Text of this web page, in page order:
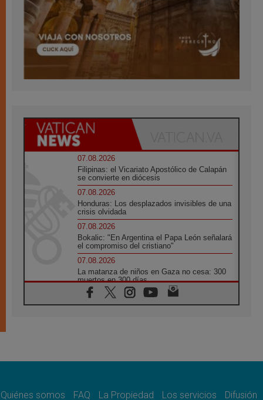
07.08.2026
Filipinas: el Vicariato Apostólico de Calapán
se convierte en diócesis
07.08.2026
Honduras: Los desplazados invisibles de una
crisis olvidada
07.08.2026
Bokalic: "En Argentina el Papa León señalará
el compromiso del cristiano"
07.08.2026
La matanza de niños en Gaza no cesa: 300
muertos en 300 días
07.08.2026
Tagle: La guerra desfigura el mundo, solo la
como misión al servicio del Evangelio
Quiénes somos FAQ La Propiedad Los servicios Difusión